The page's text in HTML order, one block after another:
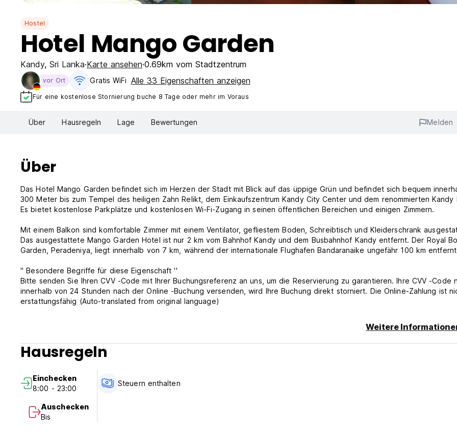
Hostel
Hotel Mango Garden
Kandy, Sri Lanka Karte ansehen 0.69km vom Stadtzentrum
vor Ort Gratis WiFi Alle 33 Eigenschaften anzeigen
Für eine kostenlose Stornierung buche 8 Tage oder mehr im Voraus
Über Hausregeln Lage Bewertungen Melden
Über
Das Hotel Mango Garden befindet sich im Herzen der Stadt mit Blick auf das üppige Grün und befindet sich bequem
300 Meter bis zum Tempel des heiligen Zahn Relikt, dem Einkaufszentrum Kandy City Center und dem renommierten Kandy
Es bietet kostenlose Parkplätze und kostenlosen Wi-Fi-Zugang in seinen öffentlichen Bereichen und einigen Zimmern.
Mit einem Balkon sind komfortable Zimmer mit einem Ventilator, gefliestem Boden, Schreibtisch und Kleiderschrank
Das ausgestattete Mango Garden Hotel ist nur 2 km vom Bahnhof Kandy und dem Busbahnhof Kandy entfernt. Der Royal
Garden, Peradeniya, liegt innerhalb von 7 km, während der internationale Flughafen Bandaranaike ungefähr 100 km
'' Besondere Begriffe für diese Eigenschaft ''
Bitte senden Sie Ihren CVV -Code mit Ihrer Buchungsreferenz an uns, um die Reservierung zu garantieren. Ihre CVV -Code
innerhalb von 24 Stunden nach der Online -Buchung versenden, wird Ihre Buchung direkt storniert. Die Online-Zahlung ist
erstattungsfähig (Auto-translated from original language)
Weitere
Hausregeln
Einchecken
8:00 - 23:00
Auschecken
Bis
Steuern enthalten